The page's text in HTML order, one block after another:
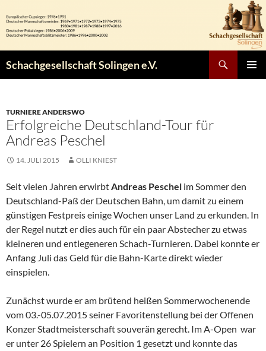
Inhalt
springen
Schachgesellschaft Solingen e.V.
TURNIERE ANDERSWO
Erfolgreiche Deutschland-Tour für
Andreas Peschel
14. JULI 2015 OLLI KNIEST
Seit vielen Jahren erwirbtAndreas Peschel im Sommer den
Deutschland-Paß der Deutschen Bahn, um damit zu einem
günstigen Festpreis einige Wochen unser Land zu erkunden. In
der Regel nutzt er dies auch für ein paar Abstecher zu etwas
kleineren und entlegeneren Schach-Turnieren. Dabei konnte er
Anfang Juli das Geld für die Bahn-Karte direkt wieder
einspielen.
Zunächst wurde er am brütend heißen Sommerwochenende
vom 03.-05.07.2015 seiner Favoritenstellung bei der Offenen
Konzer Stadtmeisterschaft souverän gerecht. Im A-Open war
er unter 26 Spielern an Position 1 gesetzt und konnte das